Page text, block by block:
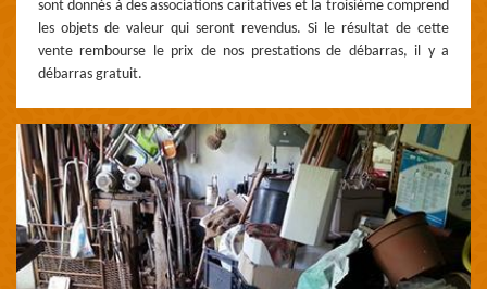
sont donnés à des associations caritatives et la troisième comprend
les objets de valeur qui seront revendus. Si le résultat de cette
vente rembourse le prix de nos prestations de débarras, il y a
débarras gratuit.